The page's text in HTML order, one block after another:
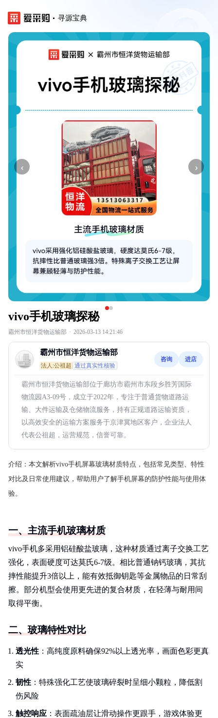
寻源宝典
‹ ›
vivo手机玻璃探秘
霸州市恒洋货物运输部 · 2026-03-13 14:21:46
霸州市恒洋货物运输部
法人:公祖超 通过真实性核验
咨询 进店
霸州市恒洋货物运输部位于廊坊市霸州市东段乡胜芳国际
物流园A3-09号，成立于2022年，专注于普通货物道路运
输、大件运输及仓储物流服务，持有正规道路运输资质，
以高效安全的运输方案服务于京津冀地区客户，企业法人
代表公祖超，运营规范，信誉可靠。
介绍： 本文解析vivo手机屏幕玻璃材质特点，包括常见类型、特性
对比及日常使用建议，帮助用户了解手机屏幕的防护性能与使用体
验。
一、主流手机玻璃材质
vivo手机多采用铝硅酸盐玻璃，这种材质通过离子交换工艺
强化，表面硬度可达莫氏6-7级。相比普通钠钙玻璃，其抗
摔性能提升3倍以上，能有效抵御钥匙等金属物品的日常刮
擦。部分机型会使用更先进的复合材质，在轻薄与耐用间
取得平衡。
二、玻璃特性对比
透光性 ：高纯度原料确保92%以上透光率，画面色彩更真
实
韧性 ：特殊强化工艺使玻璃碎裂时呈细小颗粒，降低割
伤风险
触控响应 ：表面疏油层让滑动操作更跟手，游戏体验更